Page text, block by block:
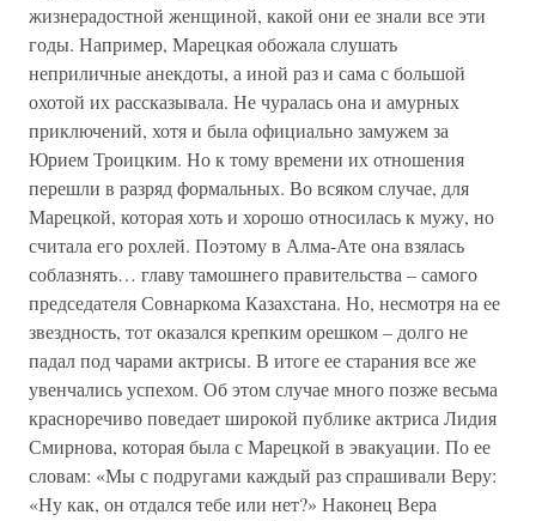
жизнерадостной женщиной, какой они ее знали все эти
годы. Например, Марецкая обожала слушать
неприличные анекдоты, а иной раз и сама с большой
охотой их рассказывала. Не чуралась она и амурных
приключений, хотя и была официально замужем за
Юрием Троицким. Но к тому времени их отношения
перешли в разряд формальных. Во всяком случае, для
Марецкой, которая хоть и хорошо относилась к мужу, но
считала его рохлей. Поэтому в Алма-Ате она взялась
соблазнять… главу тамошнего правительства – самого
председателя Совнаркома Казахстана. Но, несмотря на ее
звездность, тот оказался крепким орешком – долго не
падал под чарами актрисы. В итоге ее старания все же
увенчались успехом. Об этом случае много позже весьма
красноречиво поведает широкой публике актриса Лидия
Смирнова, которая была с Марецкой в эвакуации. По ее
словам: «Мы с подругами каждый раз спрашивали Веру:
«Ну как, он отдался тебе или нет?» Наконец Вера